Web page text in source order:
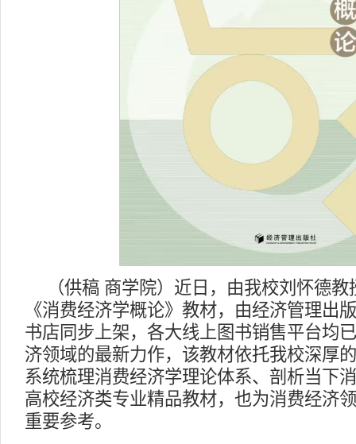
（供稿 商学院）近日，由我校刘怀德
《消费经济学概论》教材，由经济管理出
书店同步上架，各大线上图书销售平台均
济领域的最新力作，该教材依托我校深厚
系统梳理消费经济学理论体系、剖析当下
高校经济类专业精品教材，也为消费经济
重要参考。